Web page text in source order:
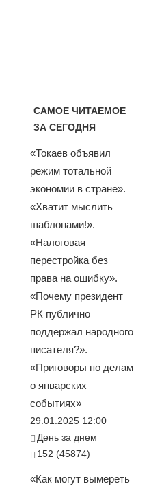
САМОЕ ЧИТАЕМОЕ
ЗА СЕГОДНЯ
«Токаев объявил
режим тотальной
экономии в стране».
«Хватит мыслить
шаблонами!».
«Налоговая
перестройка без
права на ошибку».
«Почему президент
РК публично
поддержал народного
писателя?».
«Приговоры по делам
о январских
событиях»
29.01.2025 12:00
День за днем
152 (45874)
«Как могут вымереть